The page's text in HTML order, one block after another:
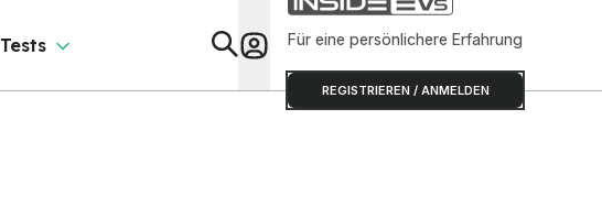
Tests Für eine persönlichere Erfahrung
REGISTRIEREN / ANMELDEN